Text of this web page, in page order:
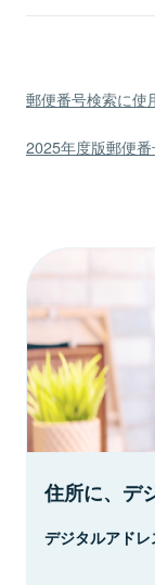
郵便番号検索に使
2025年度版郵便
住所に、デ
デジタルアドレ